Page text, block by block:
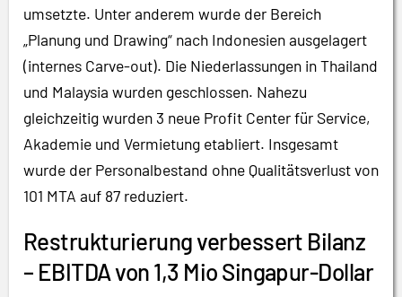
umsetzte. Unter anderem wurde der Bereich
„Planung und Drawing“ nach Indonesien ausgelagert
(internes Carve-out). Die Niederlassungen in Thailand
und Malaysia wurden geschlossen. Nahezu
gleichzeitig wurden 3 neue Profit Center für Service,
Akademie und Vermietung etabliert. Insgesamt
wurde der Personalbestand ohne Qualitätsverlust von
101 MTA auf 87 reduziert.
Restrukturierung verbessert Bilanz
– EBITDA von 1,3 Mio Singapur-Dollar